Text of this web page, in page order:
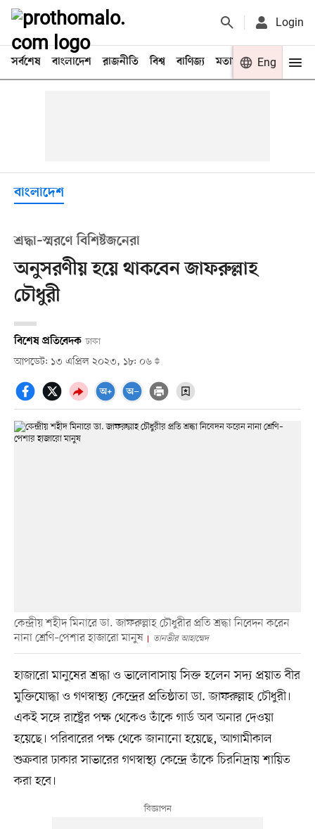
Login
সর্বশেষ বাংলাদেশ রাজনীতি বিশ্ব বাণিজ্য মতামত খেলা
Eng
বাংলাদেশ
শ্রদ্ধা–স্মরণে বিশিষ্টজনেরা
অনুসরণীয় হয়ে থাকবেন জাফরুল্লাহ
চৌধুরী
বিশেষ প্রতিবেদক ঢাকা
আপডেট: ১৩ এপ্রিল ২০২৩, ১৮: ০৬
কেন্দ্রীয় শহীদ মিনারে ডা. জাফরুল্লাহ চৌধুরীর প্রতি শ্রদ্ধা নিবেদন করেন
নানা শ্রেণি–পেশার হাজারো মানুষ
তানভীর আহাম্মেদ
হাজারো মানুষের শ্রদ্ধা ও ভালোবাসায় সিক্ত হলেন সদ্য প্রয়াত বীর
মুক্তিযোদ্ধা ও গণস্বাস্থ্য কেন্দ্রের প্রতিষ্ঠাতা ডা. জাফরুল্লাহ চৌধুরী।
একই সঙ্গে রাষ্ট্রের পক্ষ থেকেও তাঁকে গার্ড অব অনার দেওয়া
হয়েছে। পরিবারের পক্ষ থেকে জানানো হয়েছে, আগামীকাল
শুক্রবার ঢাকার সাভারের গণস্বাস্থ্য কেন্দ্রে তাঁকে চিরনিদ্রায় শায়িত
করা হবে।